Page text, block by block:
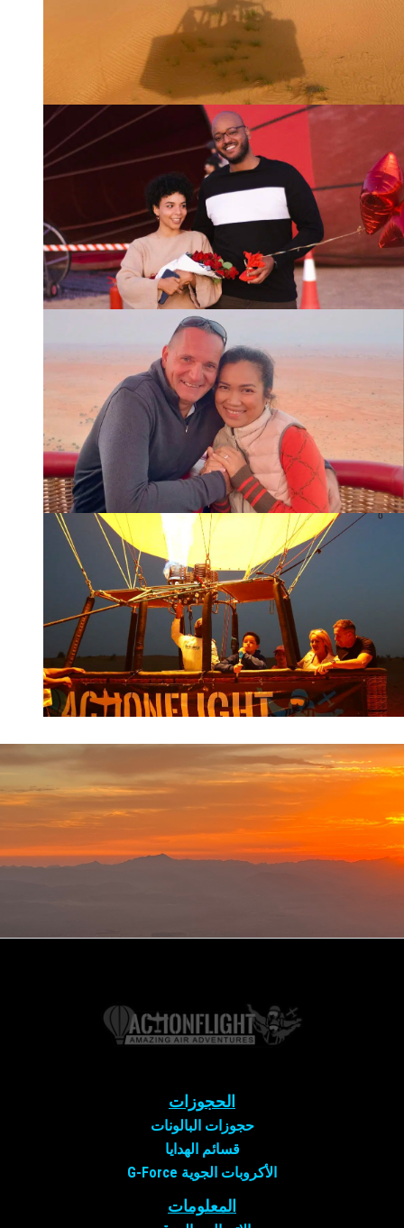
الحجوزات
حجوزات البالونات
قسائم الهدايا
الأكروبات الجوية G-Force
المعلومات